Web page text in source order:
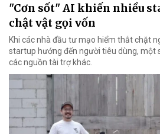
"Cơn sốt" AI khiến nhiều
chật vật gọi vốn
Khi các nhà đầu tư mạo hiểm thắt chặt
startup hướng đến người tiêu dùng, một
các nguồn tài trợ khác.